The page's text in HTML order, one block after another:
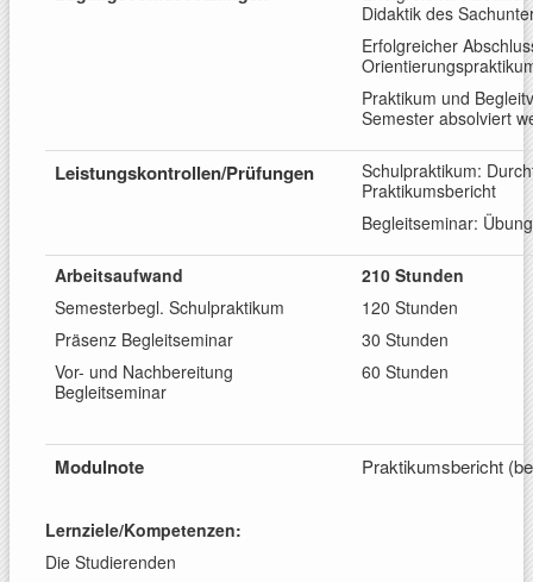
Didaktik des
Erfolgreicher
Praktikum und
Semester absolviert
Leistungskontrollen/Prüfungen
Schulpraktikum:
Praktikumsbericht
Begleitseminar:
Arbeitsaufwand
Semesterbegl. Schulpraktikum
Präsenz Begleitseminar
Vor- und Nachbereitung
Begleitseminar
210 Stunden
120 Stunden
30 Stunden
60 Stunden
Modulnote Praktikumsbericht
Lernziele/Kompetenzen:
Die Studierenden